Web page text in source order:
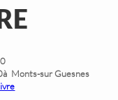
à Monts-sur Guesnes